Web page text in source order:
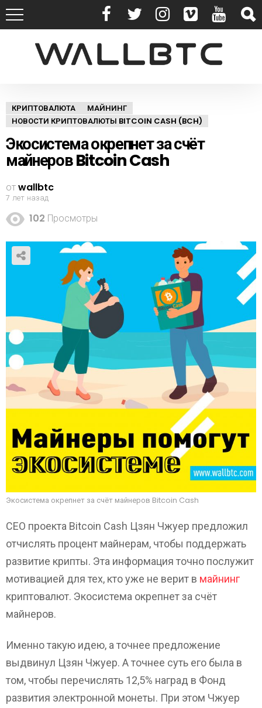
КРИПТОВАЛЮТА
МАЙНИНГ
НОВОСТИ КРИПТОВАЛЮТЫ BITCOIN CASH (BCH)
Экосистема окрепнет за счёт
майнеров Bitcoin Cash
отwallbtc
7 лет назад
102 Просмотры
Экосистема окрепнет за счёт майнеров Bitcoin Cash
СЕО проекта Bitcoin Cash Цзян Чжуер предложил
отчислять процент майнерам, чтобы поддержать
развитие крипты. Эта информация точно послужит
мотивацией для тех, кто уже не верит в майнинг
криптовалют. Экосистема окрепнет за счёт
майнеров.
Именно такую идею, а точнее предложение
выдвинул Цзян Чжуер. А точнее суть его была в
том, чтобы перечислять 12,5% наград в Фонд
развития электронной монеты. При этом Чжуер